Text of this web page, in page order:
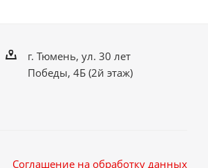
г. Тюмень, ул. 30 лет
Победы, 4Б (2й этаж)
Соглашение на обработку данных